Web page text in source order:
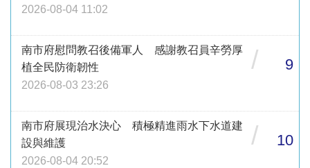
2026-08-04 11:02
南市府慰問教召後備軍人 感謝教召員辛勞厚
植全民防衛韌性
2026-08-03 23:26
/ 9
南市府展現治水決心 積極精進雨水下水道建
設與維護
2026-08-04 20:52
/ 10